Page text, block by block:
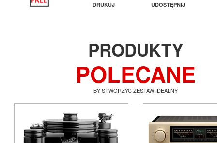
DRUKUJ UDOSTĘPNIJ
PRODUKTY
POLECANE
BY STWORZYĆ ZESTAW IDEALNY